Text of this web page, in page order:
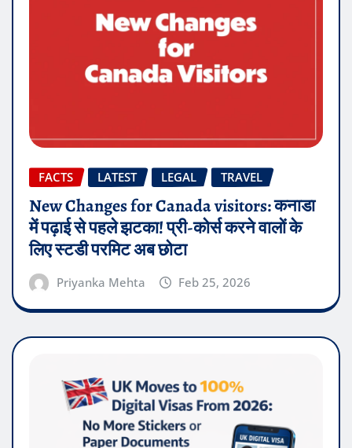
FACTS LATEST LEGAL TRAVEL
New Changes for Canada visitors: कनाडा
में पढ़ाई से पहले झटका! प्री-कोर्स करने वालों के
लिए स्टडी परमिट अब छोटा
Priyanka Mehta Feb 25, 2026